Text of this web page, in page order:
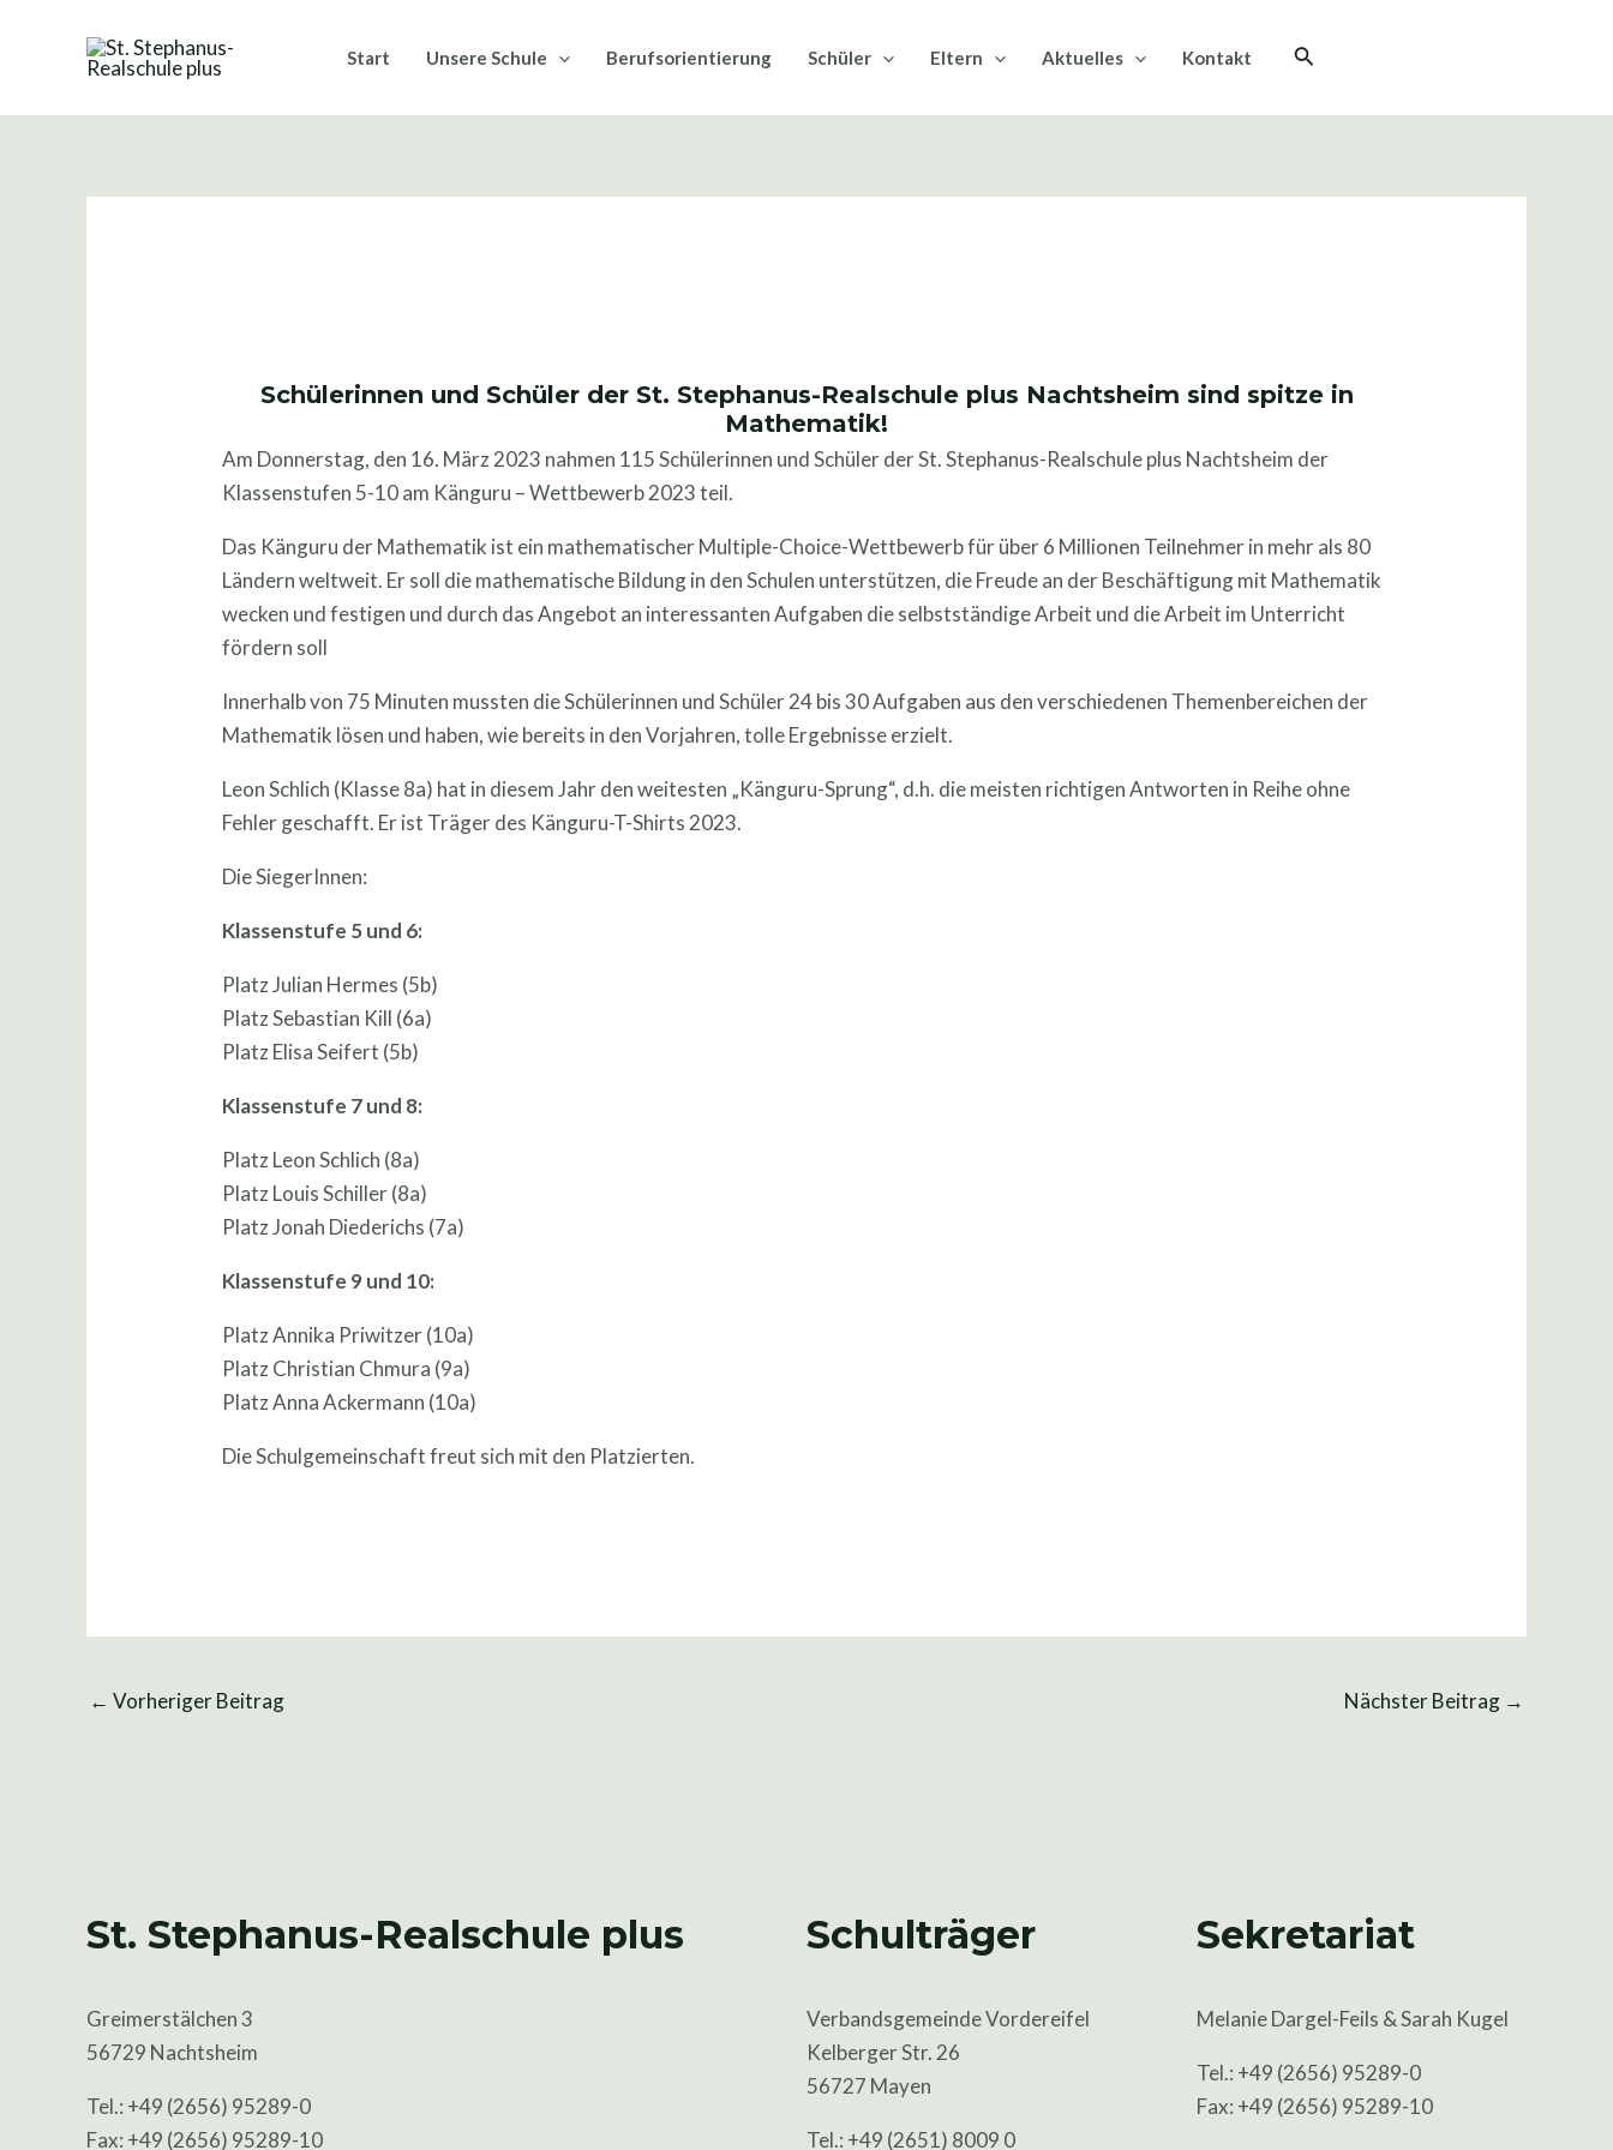
Start Unsere Schule Berufsorientierung Schüler Eltern Aktuelles Kontakt Suche
Schülerinnen und Schüler der St. Stephanus-Realschule plus Nachtsheim sind spitze in
Mathematik!
Am Donnerstag, den 16. März 2023 nahmen 115 Schülerinnen und Schüler der St. Stephanus-Realschule plus Nachtsheim der
Klassenstufen 5-10 am Känguru – Wettbewerb 2023 teil.
Das Känguru der Mathematik ist ein mathematischer Multiple-Choice-Wettbewerb für über 6 Millionen Teilnehmer in mehr als 80
Ländern weltweit. Er soll die mathematische Bildung in den Schulen unterstützen, die Freude an der Beschäftigung mit Mathematik
wecken und festigen und durch das Angebot an interessanten Aufgaben die selbstständige Arbeit und die Arbeit im Unterricht
fördern soll
Innerhalb von 75 Minuten mussten die Schülerinnen und Schüler 24 bis 30 Aufgaben aus den verschiedenen Themenbereichen der
Mathematik lösen und haben, wie bereits in den Vorjahren, tolle Ergebnisse erzielt.
Leon Schlich (Klasse 8a) hat in diesem Jahr den weitesten „Känguru-Sprung“, d.h. die meisten richtigen Antworten in Reihe ohne
Fehler geschafft. Er ist Träger des Känguru-T-Shirts 2023.
Die SiegerInnen:
Klassenstufe 5 und 6:
Platz Julian Hermes (5b)
Platz Sebastian Kill (6a)
Platz Elisa Seifert (5b)
Klassenstufe 7 und 8:
Platz Leon Schlich (8a)
Platz Louis Schiller (8a)
Platz Jonah Diederichs (7a)
Klassenstufe 9 und 10:
Platz Annika Priwitzer (10a)
Platz Christian Chmura (9a)
Platz Anna Ackermann (10a)
Die Schulgemeinschaft freut sich mit den Platzierten.
navigation
← Vorheriger Beitrag Nächster Beitrag →
St. Stephanus-Realschule plus
Greimerstälchen 3
56729 Nachtsheim
Tel.: +49 (2656) 95289-0
Fax: +49 (2656) 95289-10
Schulträger
Verbandsgemeinde Vordereifel
Kelberger Str. 26
56727 Mayen
Tel.: +49 (2651) 8009 0
Sekretariat
Melanie Dargel-Feils & Sarah Kugel
Tel.: +49 (2656) 95289-0
Fax: +49 (2656) 95289-10